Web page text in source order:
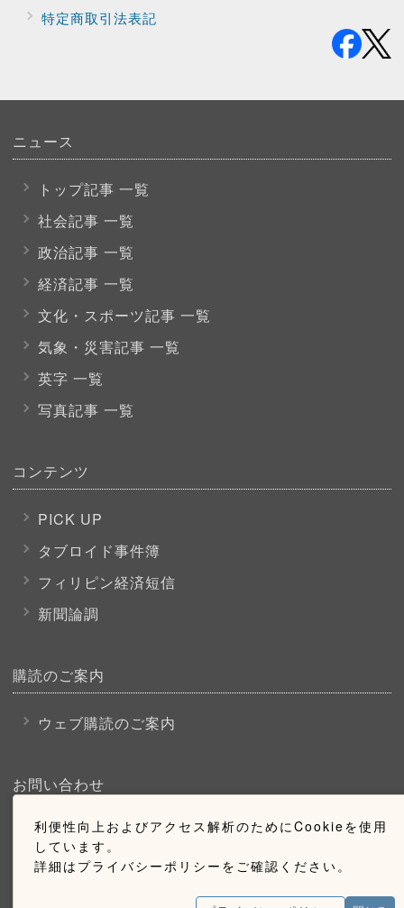
利便性向上およびアクセス解析のためにCookieを使用
しています。
詳細はプライバシーポリシーをご確認ください。
特定商取引法表記
ニュース
トップ記事 一覧
社会記事 一覧
政治記事 一覧
経済記事 一覧
文化・スポーツ記事 一覧
気象・災害記事 一覧
英字 一覧
写真記事 一覧
コンテンツ
PICK UP
タブロイド事件簿
フィリピン経済短信
新聞論調
購読のご案内
ウェブ購読のご案内
お問い合わせ
採用情報
お問い合わせ